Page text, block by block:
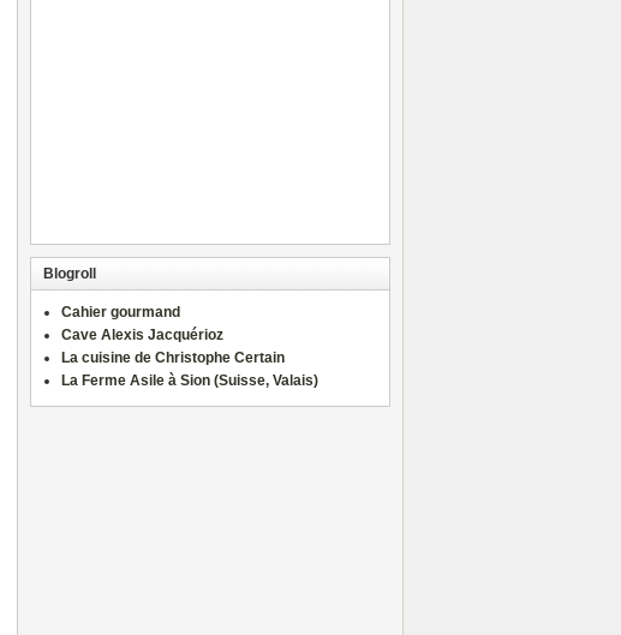
Blogroll
Cahier gourmand
Cave Alexis Jacquérioz
La cuisine de Christophe Certain
La Ferme Asile à Sion (Suisse, Valais)